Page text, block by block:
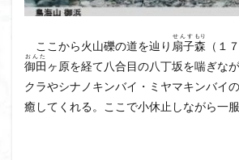
ここから火山礫の道を辿り 扇子
せんす
森
もり
（１
御田
おんた
ヶ原を経て八合目の八丁坂を喘ぎな
クラやシナノキンバイ・ミヤマキンバイ
癒してくれる。ここで小休止しながら一服